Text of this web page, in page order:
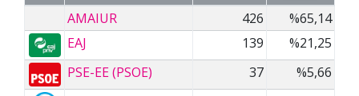
AMAIUR
426
%65,14
EAJ
139
%21,25
PSE-EE (PSOE)
37
%5,66